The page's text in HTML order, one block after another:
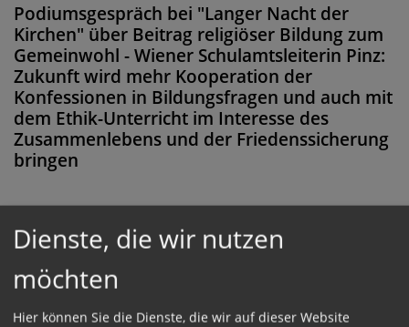
Podiumsgespräch bei "Langer Nacht der
Kirchen" über Beitrag religiöser Bildung zum
Gemeinwohl - Wiener Schulamtsleiterin Pinz:
Zukunft wird mehr Kooperation der
Konfessionen in Bildungsfragen und auch mit
dem Ethik-Unterricht im Interesse des
Zusammenlebens und der Friedenssicherung
bringen
Diese Meldung ist nicht frei verfügbar. Bitte
loggen Sie sich ein, oder bestellen Sie das
Produkt
Kathpress_online
Dienste, die wir nutzen
möchten
Hier können Sie die Dienste, die wir auf dieser Website